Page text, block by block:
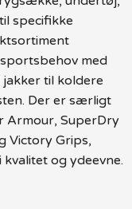
specifikke
med
til koldere
Der er særligt
Armour, SuperDry
Victory Grips,
og ydeevne.